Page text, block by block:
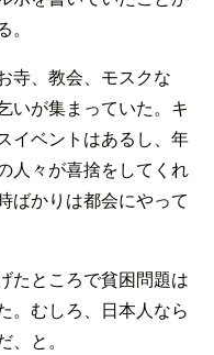
寺、教会、モスクな
いが集まっていた。キ
イベントはあるし、年
人々が喜捨をしてくれ
ばかりは都会にやって
たところで貧困問題は
。むしろ、日本人なら
と。